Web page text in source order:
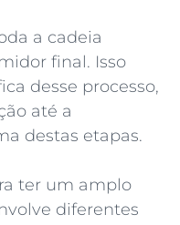
a cadeia
final. Isso
desse processo,
até a
destas etapas.
ter um amplo
diferentes